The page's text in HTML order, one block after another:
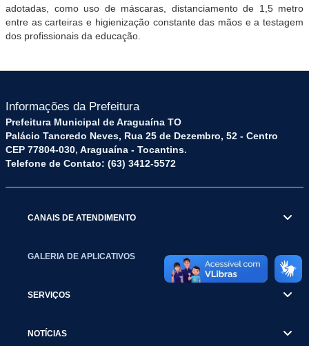
adotadas, como uso de máscaras, distanciamento de 1,5 metro
entre as carteiras e higienização constante das mãos e a testagem
dos profissionais da educação.
Informações da Prefeitura
Prefeitura Municipal de Araguaína TO
Palácio Tancredo Neves, Rua 25 de Dezembro, 52 - Centro
CEP 77804-030, Araguaína - Tocantins.
Telefone de Contato: (63) 3412-5572
CANAIS DE ATENDIMENTO
GALERIA DE APLICATIVOS
SERVIÇOS
NOTÍCIAS